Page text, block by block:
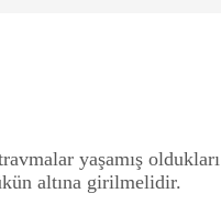
yaşamış oldukları
altına girilmelidir.